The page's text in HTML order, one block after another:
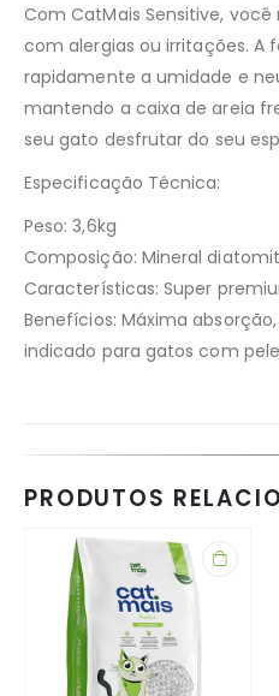
Com CatMais Sensitive,
com alergias ou irritações. A
rapidamente a umidade e
mantendo a caixa de areia
seu gato desfrutar do seu
Especificação Técnica:
Peso: 3,6kg
Composição: Mineral
Características: Super
Benefícios: Máxima
indicado para gatos com
PRODUTOS